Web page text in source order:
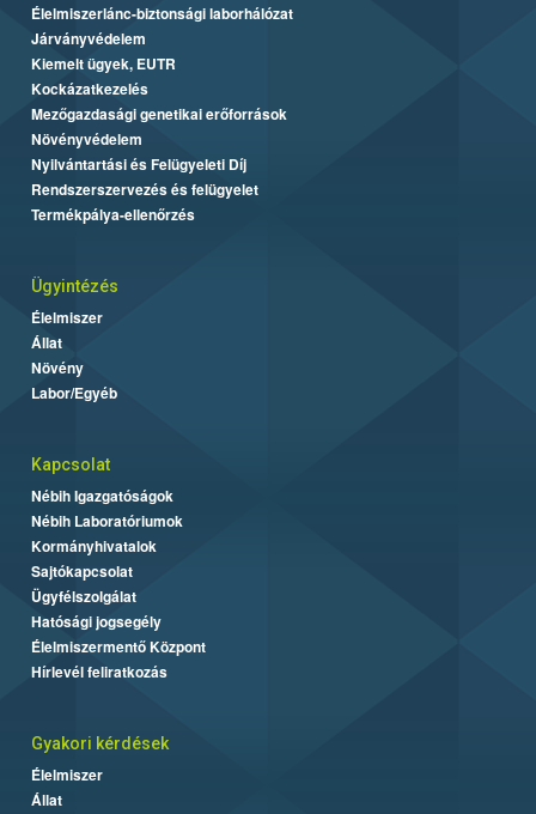
Élelmiszerlánc-biztonsági laborhálózat
Járványvédelem
Kiemelt ügyek, EUTR
Kockázatkezelés
Mezőgazdasági genetikai erőforrások
Növényvédelem
Nyilvántartási és Felügyeleti Díj
Rendszerszervezés és felügyelet
Termékpálya-ellenőrzés
Ügyintézés
Élelmiszer
Állat
Növény
Labor/Egyéb
Kapcsolat
Nébih Igazgatóságok
Nébih Laboratóriumok
Kormányhivatalok
Sajtókapcsolat
Ügyfélszolgálat
Hatósági jogsegély
Élelmiszermentő Központ
Hírlevél feliratkozás
Gyakori kérdések
Élelmiszer
Állat